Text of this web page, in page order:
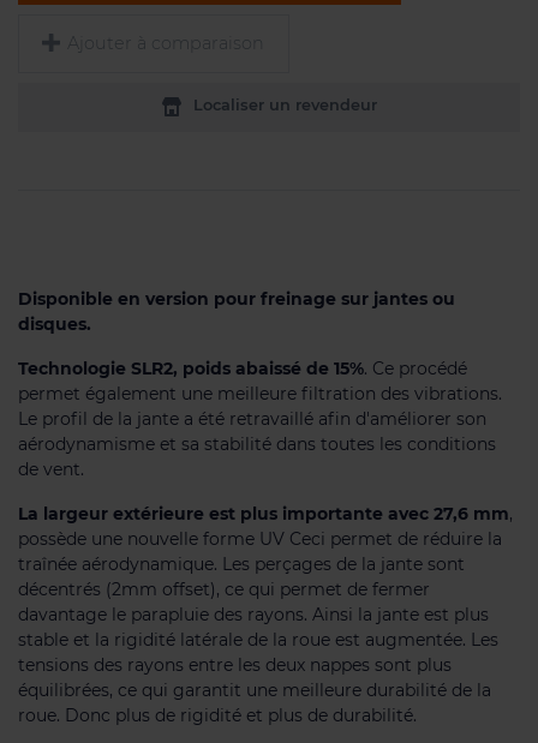
Ajouter à comparaison
Localiser un revendeur
Disponible en version pour freinage sur jantes ou
disques.
Technologie SLR2, poids abaissé de 15%. Ce procédé
permet également une meilleure filtration des vibrations.
Le profil de la jante a été retravaillé afin d'améliorer son
aérodynamisme et sa stabilité dans toutes les conditions
de vent.
La largeur extérieure est plus importante avec 27,6 mm,
possède une nouvelle forme UV Ceci permet de réduire la
traînée aérodynamique. Les perçages de la jante sont
décentrés (2mm offset), ce qui permet de fermer
davantage le parapluie des rayons. Ainsi la jante est plus
stable et la rigidité latérale de la roue est augmentée. Les
tensions des rayons entre les deux nappes sont plus
équilibrées, ce qui garantit une meilleure durabilité de la
roue. Donc plus de rigidité et plus de durabilité.